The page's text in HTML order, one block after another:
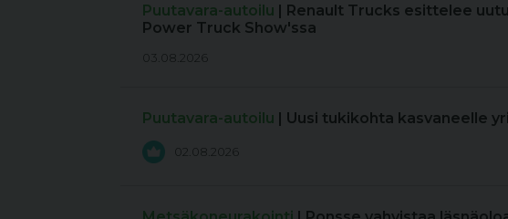
Puutavara-autoilu | Renault Trucks esittelee
Power Truck Show'ssa
03.08.2026
Puutavara-autoilu | Uusi tukikohta kasvaneelle
02.08.2026